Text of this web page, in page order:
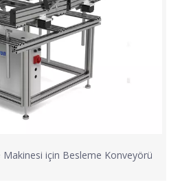
için Besleme Konveyörü